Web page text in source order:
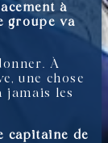
à
groupe va
À
une chose
jamais les
capitaine de